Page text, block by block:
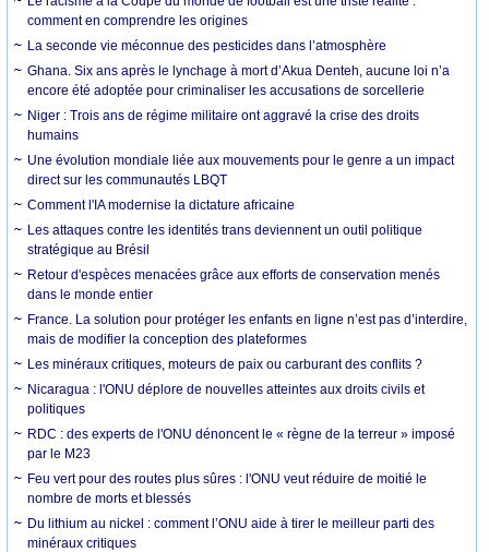
comment en comprendre les origines
La seconde vie méconnue des pesticides dans l’atmosphère
Ghana. Six ans après le lynchage à mort d’Akua Denteh, aucune loi n’a
encore été adoptée pour criminaliser les accusations de sorcellerie
Niger : Trois ans de régime militaire ont aggravé la crise des droits
humains
Une évolution mondiale liée aux mouvements pour le genre a un impact
direct sur les communautés LBQT
Comment l'IA modernise la dictature africaine
Les attaques contre les identités trans deviennent un outil politique
stratégique au Brésil
Retour d'espèces menacées grâce aux efforts de conservation menés
dans le monde entier
France. La solution pour protéger les enfants en ligne n’est pas d’interdire,
mais de modifier la conception des plateformes
Les minéraux critiques, moteurs de paix ou carburant des conflits ?
Nicaragua : l'ONU déplore de nouvelles atteintes aux droits civils et
politiques
RDC : des experts de l'ONU dénoncent le « règne de la terreur » imposé
par le M23
Feu vert pour des routes plus sûres : l'ONU veut réduire de moitié le
nombre de morts et blessés
Du lithium au nickel : comment l’ONU aide à tirer le meilleur parti des
minéraux critiques